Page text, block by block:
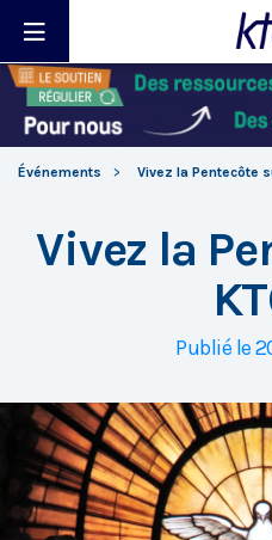
Événements Vivez la Pentecôte
Vivez la
Publié le